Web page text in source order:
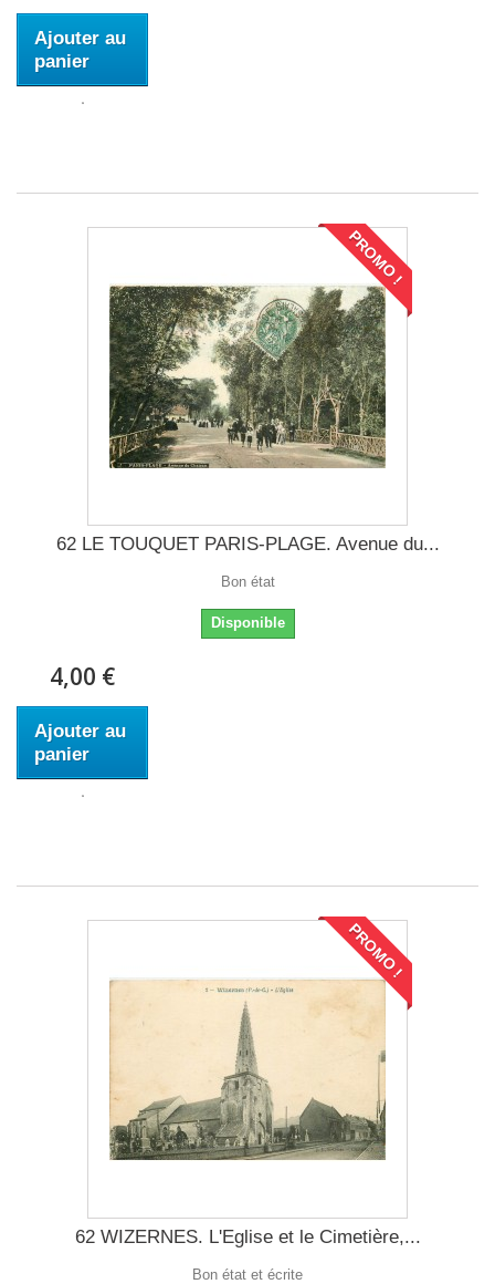
Ajouter au
panier
PROMO !
62 LE TOUQUET PARIS-PLAGE. Avenue du...
Bon état
Disponible
4,00 €
Ajouter au
panier
PROMO !
62 WIZERNES. L'Eglise et le Cimetière,...
Bon état et écrite